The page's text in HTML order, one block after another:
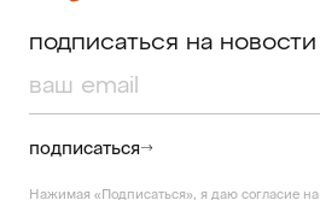
подписаться на новости
подписаться
Нажимая «Подписаться», я даю согласие на